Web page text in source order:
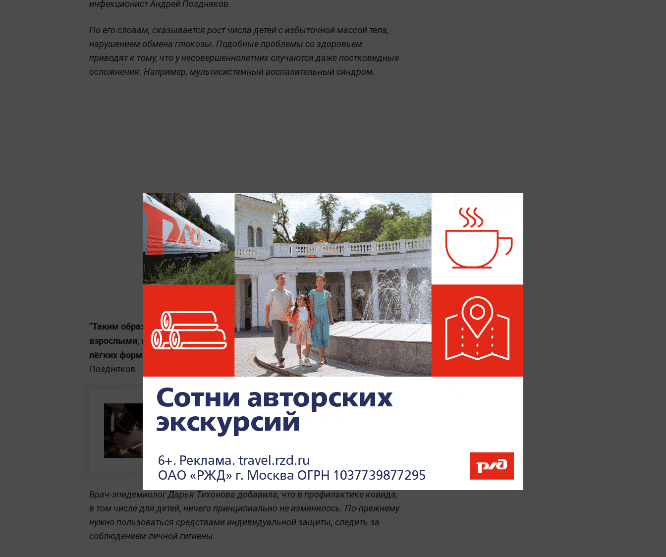
инфекционист Андрей Поздняков.
По его словам, сказывается рост числа детей с избыточной массой тела,
нарушением обмена глюкозы. Подобные проблемы со здоровьем
приводят к тому, что у несовершеннолетних случаются даже постковидные
осложнения. Например, мультисистемный воспалительный синдром.
"Таким образом, различия в тяжести заболевания между детьми и
взрослыми, к сожалению, постепенно нивелируются. Хотя процент
лёгких форм и у детей, и у взрослых выше, чем тяжёлых", —добавил
Поздняков.
Новый "скоростной" штамм
коронавируса обнаружили в
Врач-эпидемиолог Дарья Тихонова добавила, что в профилактике ковида,
в том числе для детей, ничего принципиально не изменилось. По-прежнему
нужно пользоваться средствами индивидуальной защиты, следить за
соблюдением личной гигиены.